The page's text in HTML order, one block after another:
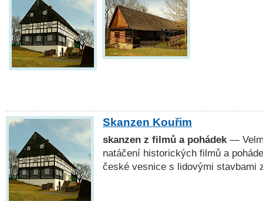
Skanzen Kouřim
skanzen z filmů a pohádek —
natáčení historických filmů a
české vesnice s lidovými stavbami